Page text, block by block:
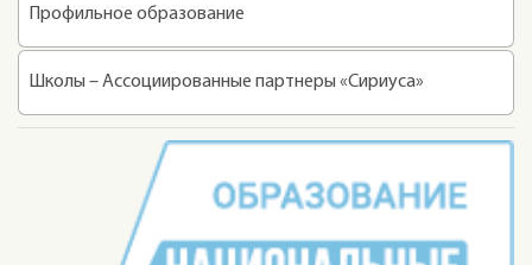
Профильное образование
Школы – Ассоциированные партнеры «Сириуса»